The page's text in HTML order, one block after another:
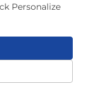
ติดต่อ
Personalize